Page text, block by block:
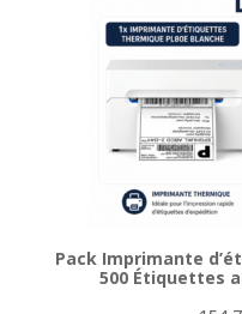
Pack Imprimante
500 Étiquettes